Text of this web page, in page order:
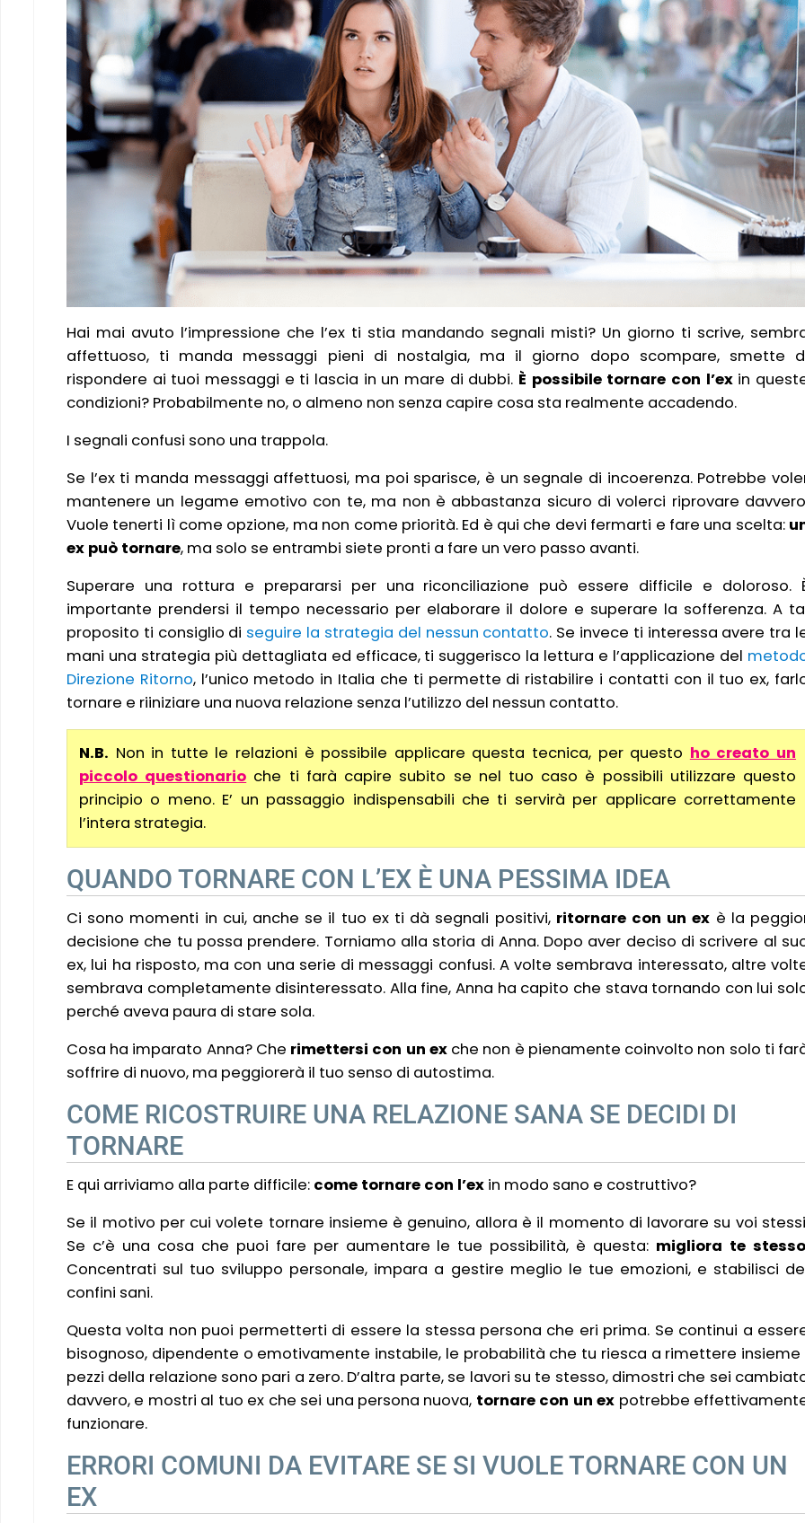
Hai mai avuto l’impressione che l’ex ti stia mandando segnali misti? Un giorno ti scrive,
affettuoso, ti manda messaggi pieni di nostalgia, ma il giorno dopo scompare, smette
rispondere ai tuoi messaggi e ti lascia in un mare di dubbi. È possibile tornare con l’exin
condizioni? Probabilmente no, o almeno non senza capire cosa sta realmente accadendo.
I segnali confusi sono una trappola.
Se l’ex ti manda messaggi affettuosi, ma poi sparisce, è un segnale di incoerenza. Potrebbe
mantenere un legame emotivo con te, ma non è abbastanza sicuro di volerci riprovare
Vuole tenerti lì come opzione, ma non come priorità. Ed è qui che devi fermarti e fare una scelta:
ex può tornare, ma solo se entrambi siete pronti a fare un vero passo avanti.
Superare una rottura e prepararsi per una riconciliazione può essere difficile e doloroso.
importante prendersi il tempo necessario per elaborare il dolore e superare la sofferenza. A
proposito ti consiglio di seguire la strategia del nessun contatto. Se invece ti interessa avere tra
mani una strategia più dettagliata ed efficace, ti suggerisco la lettura e l’applicazione del
Direzione Ritorno, l’unico metodo in Italia che ti permette di ristabilire i contatti con il tuo ex,
tornare e riiniziare una nuova relazione senza l’utilizzo del nessun contatto.
N.B. Non in tutte le relazioni è possibile applicare questa tecnica, per questo ho creato un
piccolo questionario che ti farà capire subito se nel tuo caso è possibili utilizzare questo
principio o meno. E’ un passaggio indispensabili che ti servirà per applicare correttamente
l’intera strategia.
QUANDO TORNARE CON L’EX È UNA PESSIMA IDEA
Ci sono momenti in cui, anche se il tuo ex ti dà segnali positivi, ritornare con un ex è la
decisione che tu possa prendere. Torniamo alla storia di Anna. Dopo aver deciso di scrivere al
ex, lui ha risposto, ma con una serie di messaggi confusi. A volte sembrava interessato, altre
sembrava completamente disinteressato. Alla fine, Anna ha capito che stava tornando con lui
perché aveva paura di stare sola.
Cosa ha imparato Anna? Che rimettersi con un exche non è pienamente coinvolto non solo ti
soffrire di nuovo, ma peggiorerà il tuo senso di autostima.
COME RICOSTRUIRE UNA RELAZIONE SANA SE DECIDI DI
TORNARE
E qui arriviamo alla parte difficile: come tornare con l’ex in modo sano e costruttivo?
Se il motivo per cui volete tornare insieme è genuino, allora è il momento di lavorare su voi
Se c’è una cosa che puoi fare per aumentare le tue possibilità, è questa: migliora te stesso
Concentrati sul tuo sviluppo personale, impara a gestire meglio le tue emozioni, e stabilisci
confini sani.
Questa volta non puoi permetterti di essere la stessa persona che eri prima. Se continui a
bisognoso, dipendente o emotivamente instabile, le probabilità che tu riesca a rimettere insieme
pezzi della relazione sono pari a zero. D’altra parte, se lavori su te stesso, dimostri che sei
davvero, e mostri al tuo ex che sei una persona nuova, tornare con un ex potrebbe
funzionare.
ERRORI COMUNI DA EVITARE SE SI VUOLE TORNARE CON UN
EX